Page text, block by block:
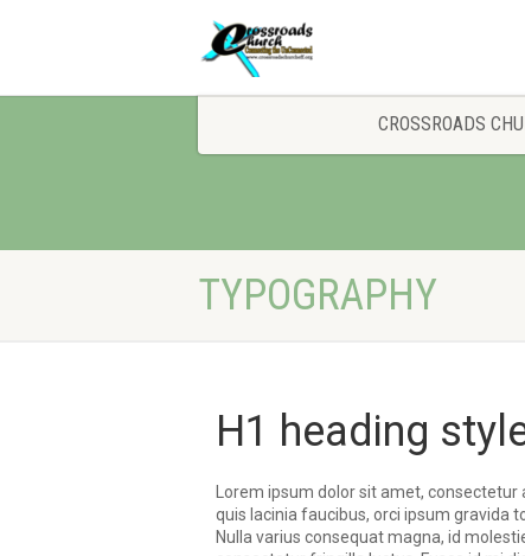
CROSSROADS
TYPOGRAPHY
H1 heading
Lorem ipsum dolor sit amet,
quis lacinia faucibus, orci ipsum gravida
Nulla varius consequat magna, id